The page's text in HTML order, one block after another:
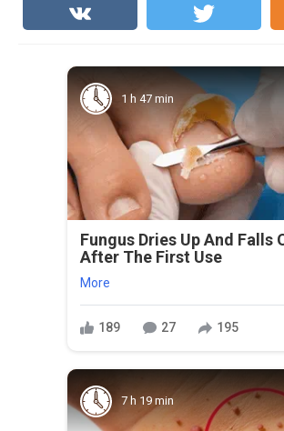
1 h 47 min
Fungus Dries Up And Falls
After The First Use
More
189 27 195
7 h 19 min